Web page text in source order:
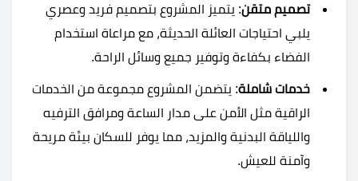
تصميم متقن: يتميز المشروع بتصميم فريد وعصري
يلبي احتياجات العائلة الحديثة، مع مراعاة استخدام
الفضاء بكفاءة وتوفير جميع وسائل الراحة.
خدمات شاملة: يتضمن المشروع مجموعة من الخدمات
الراقية مثل الأمن على مدار الساعة ومرافق الترفيه
واللياقة البدنية والمزيد، مما يوفر للسكان بيئة مريحة
وآمنة للعيش.